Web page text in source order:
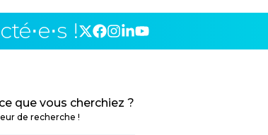
!
que vous cherchiez ?
de recherche !